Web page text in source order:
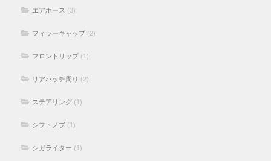
エアホース (3)
フィラーキャップ (2)
フロントリップ (1)
リアハッチ周り (2)
ステアリング (1)
シフトノブ (1)
シガライター (1)